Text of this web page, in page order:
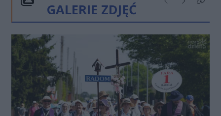
GALERIE ZDJĘĆ
Poprzednie
NastępneKliknij